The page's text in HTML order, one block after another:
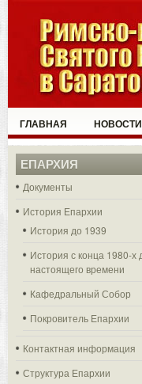
ГЛАВНАЯ НОВОСТИ
ЕПАРХИЯ
Документы
История Епархии
История до 1939
История с конца 1980-х
настоящего времени
Кафедральный Собор
Покровитель Епархии
Контактная информация
Структура Епархии